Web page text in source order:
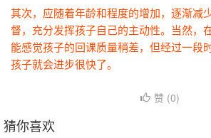
其次，应随着年龄和程度的增加，逐渐减
督，充分发挥孩子自己的主动性。当然，
能感觉孩子的回课质量稍差，但经过一段
孩子就会进步很快了。
赞 (0)
猜你喜欢